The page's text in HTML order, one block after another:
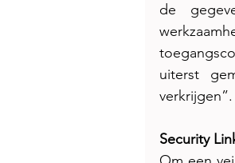
de
uiterst
verkrijgen”.
Security